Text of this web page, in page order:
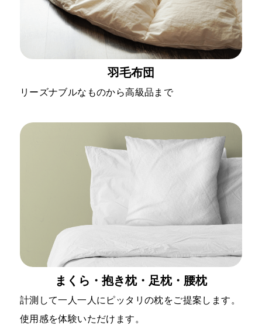
羽毛布団
リーズナブルなものから高級品まで
まくら・抱き枕・足枕・腰枕
計測して一人一人にピッタリの枕をご提案します。
使用感を体験いただけます。